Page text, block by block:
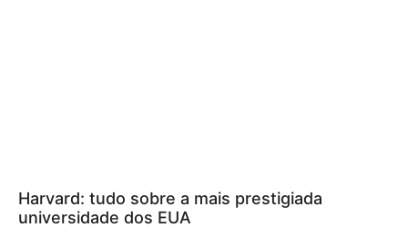
Harvard: tudo sobre a mais prestigiada
universidade dos EUA